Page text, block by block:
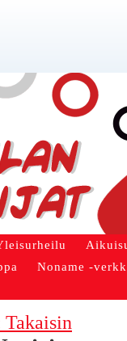
Noname -
Takaisin